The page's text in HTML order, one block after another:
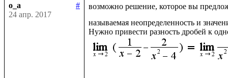
o_a
#
24 апр. 2017
возможно решение, которое вы
называемая неопределенность и
Нужно привести разность дробей к